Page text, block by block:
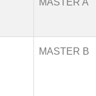
MASTER A
MASTER B